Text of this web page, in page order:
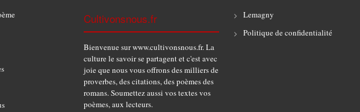
Cultivonsnous.fr
Bienvenue sur www.cultivonsnous.fr. La
culture le savoir se partagent et c'est avec
joie que nous vous offrons des milliers de
proverbes, des citations, des poèmes des
romans. Soumettez aussi vos textes vos
poèmes, aux lecteurs.
Lemagny
Politique de confidentialité